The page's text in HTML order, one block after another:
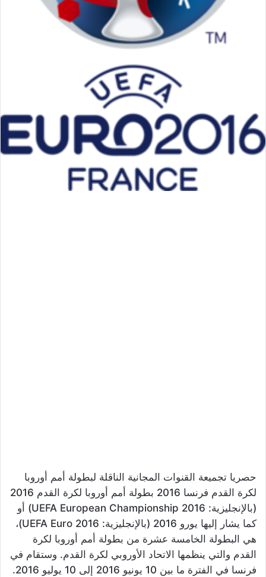
حصريا تجميعة القنوات المجانية الناقلة لبطولة أمم أوروبا
لكرة القدم فرنسا 2016 بطولة أمم أوروبا لكرة القدم 2016
(بالإنجليزية: 2016 UEFA European Championship) أو
كما يشار إليها يورو 2016 (بالإنجليزية: UEFA Euro 2016)،
هي البطولة الخامسة عشرة من بطولة أمم أوروبا لكرة
القدم والتي ينظمها الاتحاد الأوروبي لكرة القدم. وستقام في
فرنسا في الفترة ما بين 10 يونيو 2016 إلى 10 يوليو 2016.